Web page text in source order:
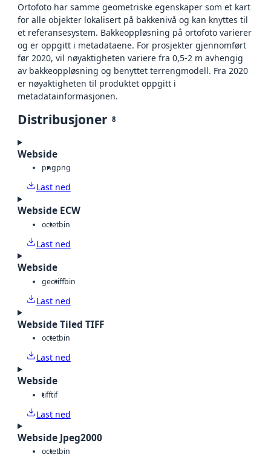
Ortofoto har samme geometriske egenskaper som et kart
for alle objekter lokalisert på bakkenivå og kan knyttes til
et referansesystem. Bakkeoppløsning på ortofoto varierer
og er oppgitt i metadataene. For prosjekter gjennomført
før 2020, vil nøyaktigheten variere fra 0,5-2 m avhengig
av bakkeoppløsning og benyttet terrengmodell. Fra 2020
er nøyaktigheten til produktet oppgitt i
metadatainformasjonen.
Distribusjoner 8
Webside
pngpng
Last ned
Webside ECW
octetbin
Last ned
Webside
geotiffbin
Last ned
Webside Tiled TIFF
octetbin
Last ned
Webside
tifftif
Last ned
Webside Jpeg2000
octetbin